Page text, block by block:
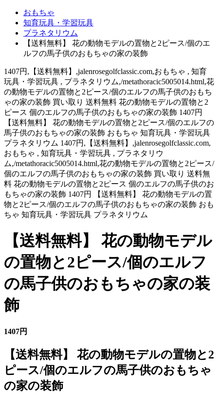
おもちゃ
知育玩具・学習玩具
プラネタリウム
【送料無料】 花の動物モデルの置物と2ピース/個のエ
ルフの馬子供のおもちゃの家の装飾
1407円,【送料無料】,jalenrosegolfclassic.com,おもちゃ , 知育
玩具・学習玩具 , プラネタリウム,/metathoracic5005014.html,花
の動物モデルの置物と2ピース/個のエルフの馬子供のおもち
ゃの家の装飾 買い取り 送料無料 花の動物モデルの置物と2
ピース 個のエルフの馬子供のおもちゃの家の装飾 1407円
【送料無料】 花の動物モデルの置物と2ピース/個のエルフの
馬子供のおもちゃの家の装飾 おもちゃ 知育玩具・学習玩具
プラネタリウム 1407円,【送料無料】,jalenrosegolfclassic.com,
おもちゃ , 知育玩具・学習玩具 , プラネタリウ
ム,/metathoracic5005014.html,花の動物モデルの置物と2ピース/
個のエルフの馬子供のおもちゃの家の装飾 買い取り 送料無
料 花の動物モデルの置物と2ピース 個のエルフの馬子供のお
もちゃの家の装飾 1407円 【送料無料】 花の動物モデルの置
物と2ピース/個のエルフの馬子供のおもちゃの家の装飾 おも
ちゃ 知育玩具・学習玩具 プラネタリウム
【送料無料】 花の動物モデル
の置物と2ピース/個のエルフ
の馬子供のおもちゃの家の装
飾
1407円
【送料無料】 花の動物モデルの置物と2
ピース/個のエルフの馬子供のおもちゃ
の家の装飾